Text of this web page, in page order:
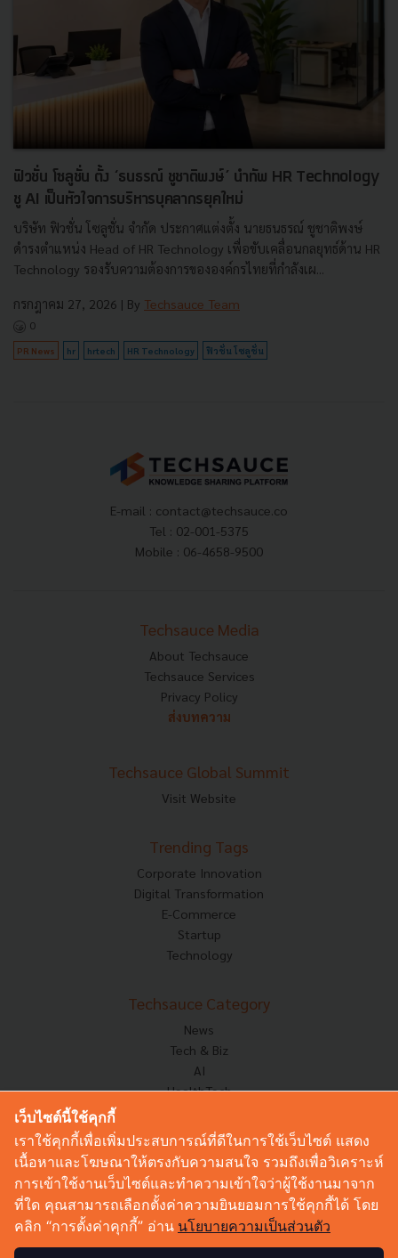
ฟิวชั่น โซลูชั่น ตั้ง ‘ธนธรณ์ ชูชาติพงษ์’ นำทัพ HR Technology
ชู AI เป็นหัวใจการบริหารบุคลากรยุคใหม่
บริษัท ฟิวชั่น โซลูชั่น จำกัด ประกาศแต่งตั้ง นายธนธรณ์ ชูชาติพงษ์
ดำรงตำแหน่ง Head of HR Technology เพื่อขับเคลื่อนกลยุทธ์ด้าน HR
Technology รองรับความต้องการขององค์กรไทยที่กำลังเผ...
กรกฎาคม 27, 2026 | By Techsauce Team
0
PR News hr hrtech HR Technology ฟิวชั่น โซลูชั่น
E-mail : contact@techsauce.co
Tel : 02-001-5375
Mobile : 06-4658-9500
Techsauce Media
About Techsauce
Techsauce Services
Privacy Policy
ส่งบทความ
Techsauce Global Summit
Visit Website
Trending Tags
Corporate Innovation
Digital Transformation
E-Commerce
Startup
Technology
Techsauce Category
News
Tech & Biz
AI
HealthTech
Corp Innov
Saucy Thoughts
Based On
Sustainable
Videos
Podcast
เว็บไซต์นี้ใช้คุกกี้
เราใช้คุกกี้เพื่อเพิ่มประสบการณ์ที่ดีในการใช้เว็บไซต์ แสดง
เนื้อหาและโฆษณาให้ตรงกับความสนใจ รวมถึงเพื่อวิเคราะห์
การเข้าใช้งานเว็บไซต์และทำความเข้าใจว่าผู้ใช้งานมาจาก
ที่ใด คุณสามารถเลือกตั้งค่าความยินยอมการใช้คุกกี้ได้ โดย
คลิก “การตั้งค่าคุกกี้” อ่าน นโยบายความเป็นส่วนตัว